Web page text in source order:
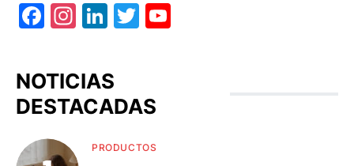
Facebook
Instagram
LinkedIn
Twitter
NOTICIAS
DESTACADAS
PRODUCTOS